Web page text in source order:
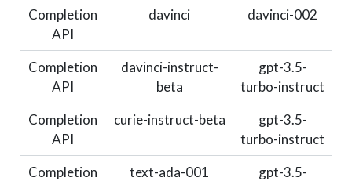
Completion
API
davinci davinci-002
Completion
API
davinci-instruct-
beta
gpt-3.5-
turbo-instruct
Completion
API
curie-instruct-beta
gpt-3.5-
turbo-instruct
Completion
text-ada-001
gpt-3.5-